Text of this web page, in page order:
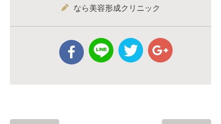
なら美容形成クリニック